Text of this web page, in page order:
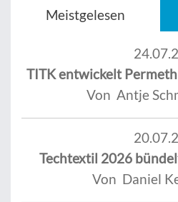
Meistgelesen
TITK entwickelt
Von Antje
Techtextil 2026
Von Daniel